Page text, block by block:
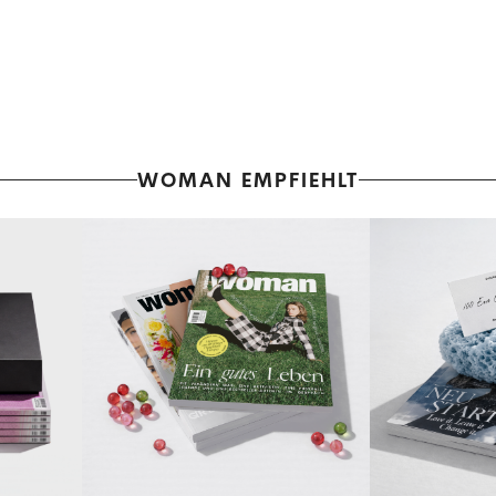
WOMAN EMPFIEHLT